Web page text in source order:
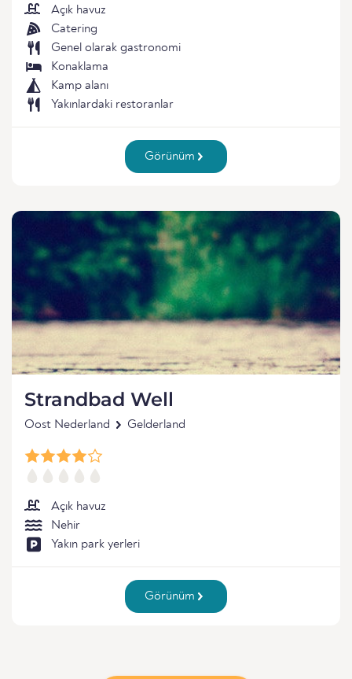
Açık havuz
Catering
Genel olarak gastronomi
Konaklama
Kamp alanı
Yakınlardaki restoranlar
Görünüm
Strandbad Well
Oost Nederland Gelderland
Açık havuz
Nehir
Yakın park yerleri
Görünüm